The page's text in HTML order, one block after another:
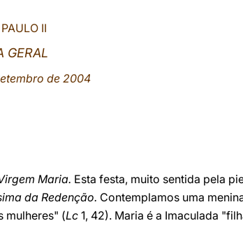
II
GERAL
de 2004
Maria. Esta festa, muito sentida pela
da Redenção. Contemplamos uma
mulheres" (Lc 1, 42). Maria é a Imaculada